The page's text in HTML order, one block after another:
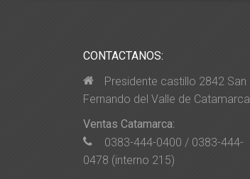
CONTACTANOS:
Presidente castillo 2842 San
Fernando del Valle de Catamarca
Ventas Catamarca:
0383-444-0400 / 0383-444-
0478 (interno 215)